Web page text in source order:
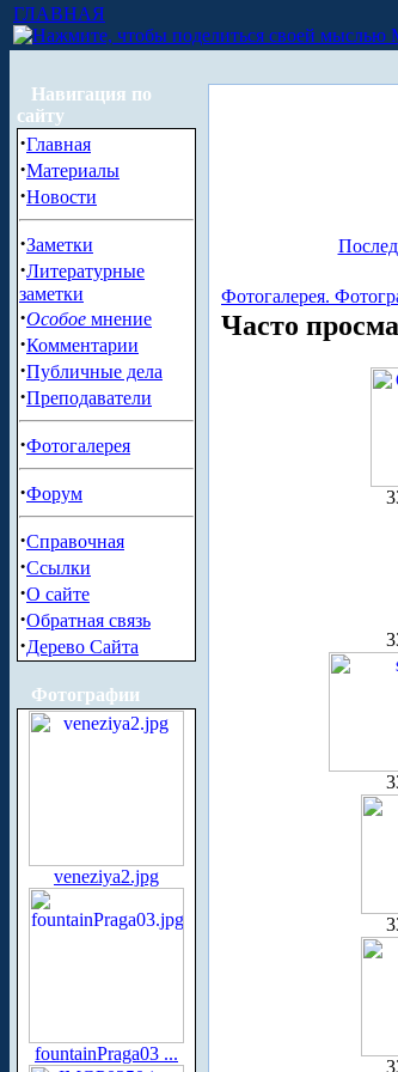
ГЛАВНАЯ
Навигация по
сайту
·Главная
·Материалы
·Новости
·Заметки
·Литературные
заметки
·Особое мнение
·Комментарии
·Публичные дела
·Преподаватели
·Фотогалерея
·Форум
·Справочная
·Ссылки
·О сайте
·Обратная связь
·Дерево Сайта
Фотографии
veneziya2.jpg
fountainPraga03 ...
Фотогалерея.
Часто